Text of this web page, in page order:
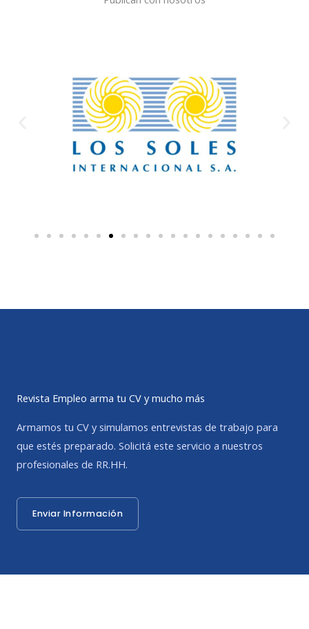
Revista Empleo arma tu CV y mucho más
Armamos tu CV y simulamos entrevistas de trabajo para
que estés preparado. Solicitá este servicio a nuestros
profesionales de RR.HH.
Enviar Información